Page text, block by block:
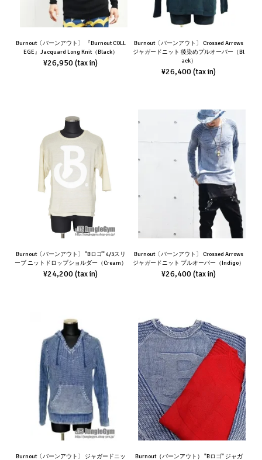
Burnout〔バーンアウト〕 『Burnout COLL
EGE』Jacquard Long Knit（Black）
¥26,950(tax in)
Burnout〔バーンアウト〕 Crossed Arrows
ジャガードニット 後染めプルオーバー（Bl
ack）
¥26,400(tax in)
Burnout〔バーンアウト〕 "Bロゴ" 4/3スリ
ーブ ニットドロップショルダー（Cream）
¥24,200(tax in)
Burnout〔バーンアウト〕 Crossed Arrows
ジャガードニット プルオーバー（Indigo）
¥26,400(tax in)
Burnout〔バーンアウト〕 ジャガードニッ
Burnout（バーンアウト） "Bロゴ" ジャガ